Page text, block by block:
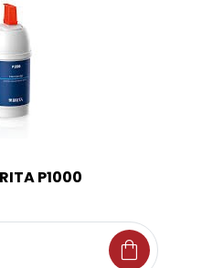
P1000
shopping_bag